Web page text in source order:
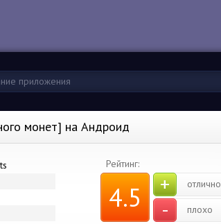
монет] на Андроид
Рейтинг:
4.5 + отлично
-
плохо